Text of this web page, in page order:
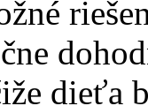
dieťa